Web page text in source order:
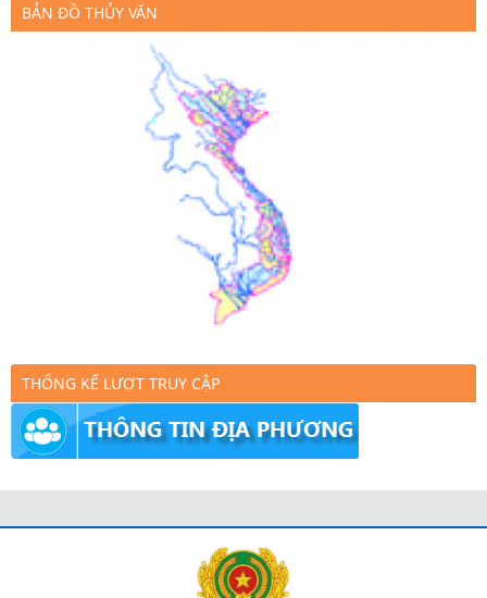
BẢN ĐỒ THỦY VĂN
THỐNG KẾ LƯỢT TRUY CẬP